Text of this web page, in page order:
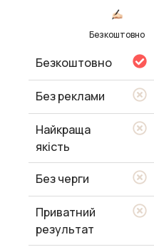
Безкоштовно
Безкоштовно
Без реклами
Найкраща
якість
Без черги
Приватний
результат